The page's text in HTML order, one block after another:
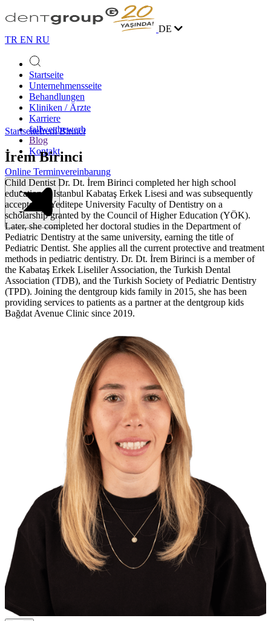
DE
TR EN RU
Startseite
Unternehmensseite
Behandlungen
Kliniken / Ärzte
Karriere
fallwettbewerb
Blog
Kontakt
Online Terminvereinbarung
Startseiteİrem Birinci
İrem Birinci
Child Dentist Dr. Dt. İrem Birinci completed her high school
education at Istanbul Kabataş Erkek Lisesi and was subsequently
accepted to Yeditepe University Faculty of Dentistry on a
scholarship granted by the Council of Higher Education (YÖK).
Later, she completed her doctoral studies in the Department of
Pediatric Dentistry at the same university, earning the title of
Pediatric Dentist. She applies all the current protective and treatment
methods in pediatric dentistry. Dr. Dt. İrem Birinci is a member of
the Kabataş Erkek Liseliler Association, the Turkish Dental
Association (TDB), and the Turkish Society of Pediatric Dentistry
(TPD). Joining the dentgroup kids family in 2015, she has been
providing services to patients as a partner at the dentgroup kids
Bağdat Avenue Clinic since 2019.